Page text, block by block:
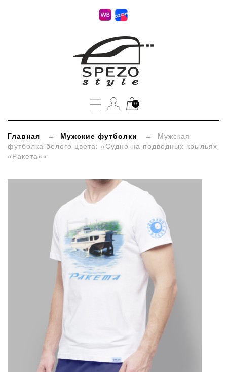
0
Главная → Мужские футболки
→ Мужская
футболка белого цвета: «Судно на подводных крыльях
«Ракета»»